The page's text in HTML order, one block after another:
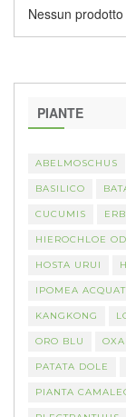
Nessun
PIANTE
ABELMOSCHUS
BASILICO
CUCUMIS
HIEROCHLOE
HOSTA URUI
IPOMEA
KANGKONG
ORO BLU
PATATA DOLE
PIANTA